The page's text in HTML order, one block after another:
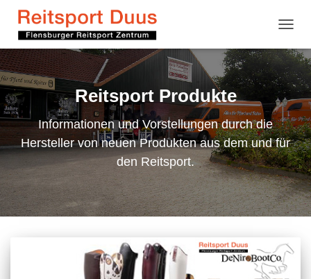
Reitsport Produkte
Informationen und Vorstellungen durch die
Hersteller von neuen Produkten aus dem und für
den Reitsport.